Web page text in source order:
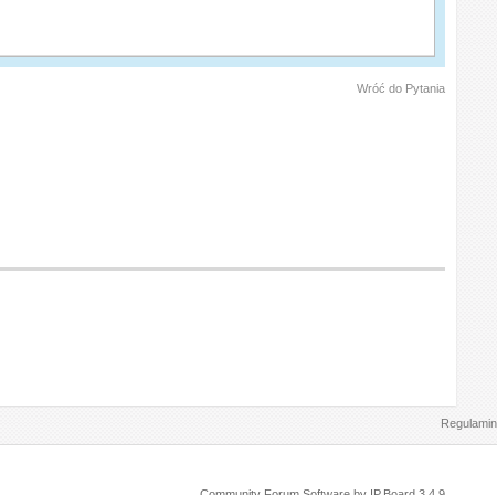
Wróć do Pytania
Regulamin